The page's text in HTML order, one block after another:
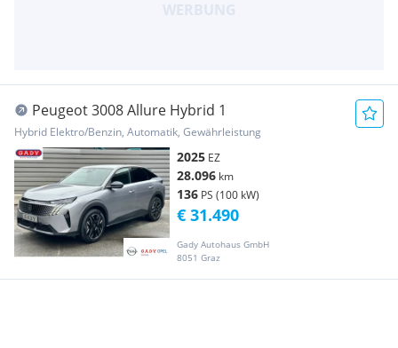
Peugeot 3008 Allure Hybrid 1
Hybrid Elektro/Benzin, Automatik, Gewährleistung
2025 EZ
28.096 km
136 PS (100 kW)
Gady Autohaus GmbH
8051 Graz
€ 31.490